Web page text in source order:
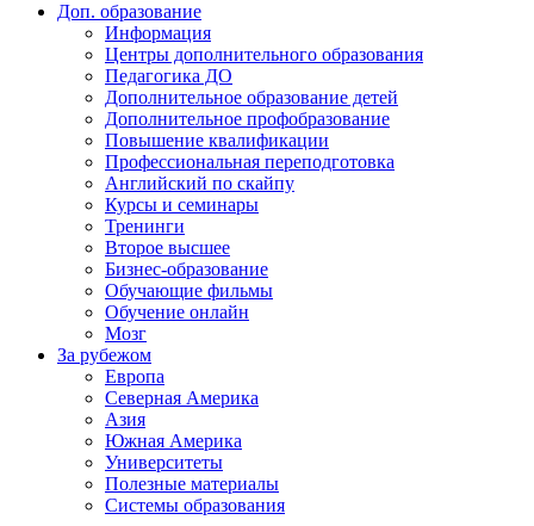
Доп. образование
Информация
Центры дополнительного образования
Педагогика ДО
Дополнительное образование детей
Дополнительное профобразование
Повышение квалификации
Профессиональная переподготовка
Английский по скайпу
Курсы и семинары
Тренинги
Второе высшее
Бизнес-образование
Обучающие фильмы
Обучение онлайн
Мозг
За рубежом
Европа
Северная Америка
Азия
Южная Америка
Университеты
Полезные материалы
Системы образования